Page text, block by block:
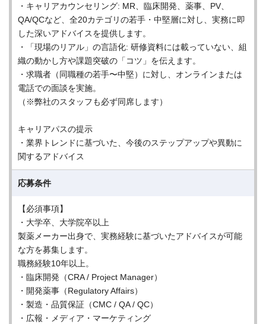
・キャリアカウンセリング: MR、臨床開発、薬事、PV、
QA/QCなど、全20カテゴリの若手・中堅層に対し、実務に即
した深いアドバイスを提供します。
・「現場のリアル」の言語化: 研修資料には載っていない、組
織の動かし方や課題突破の「コツ」を伝えます。
・求職者（同職種の若手〜中堅）に対し、オンラインまたは
電話での面談を実施。
（※弊社のスタッフも必ず同席します）
キャリアパスの提示
・業界トレンドに基づいた、今後のステップアップや異動に
関するアドバイス
応募条件
【必須事項】
・大学卒、大学院卒以上
製薬メーカー出身で、実務経験に基づいたアドバイスが可能
な方を募集します。
職務経験10年以上。
・臨床開発（CRA / Project Manager）
・開発薬事（Regulatory Affairs）
・製造・品質保証（CMC / QA / QC）
・広報・メディア・マーケティング